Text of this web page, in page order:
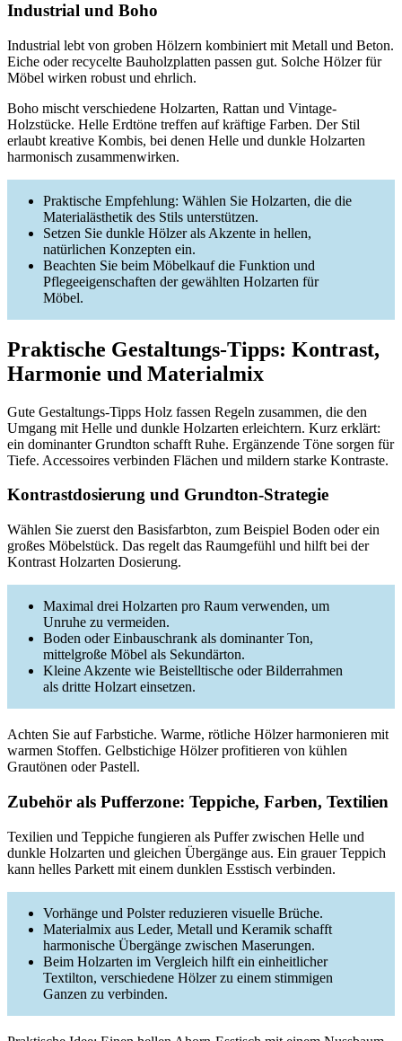
Industrial und Boho
Industrial lebt von groben Hölzern kombiniert mit Metall und Beton.
Eiche oder recycelte Bauholzplatten passen gut. Solche Hölzer für
Möbel wirken robust und ehrlich.
Boho mischt verschiedene Holzarten, Rattan und Vintage-
Holzstücke. Helle Erdtöne treffen auf kräftige Farben. Der Stil
erlaubt kreative Kombis, bei denen Helle und dunkle Holzarten
harmonisch zusammenwirken.
Praktische Empfehlung: Wählen Sie Holzarten, die die
Materialästhetik des Stils unterstützen.
Setzen Sie dunkle Hölzer als Akzente in hellen,
natürlichen Konzepten ein.
Beachten Sie beim Möbelkauf die Funktion und
Pflegeeigenschaften der gewählten Holzarten für
Möbel.
Praktische Gestaltungs-Tipps: Kontrast,
Harmonie und Materialmix
Gute Gestaltungs-Tipps Holz fassen Regeln zusammen, die den
Umgang mit Helle und dunkle Holzarten erleichtern. Kurz erklärt:
ein dominanter Grundton schafft Ruhe. Ergänzende Töne sorgen für
Tiefe. Accessoires verbinden Flächen und mildern starke Kontraste.
Kontrastdosierung und Grundton-Strategie
Wählen Sie zuerst den Basisfarbton, zum Beispiel Boden oder ein
großes Möbelstück. Das regelt das Raumgefühl und hilft bei der
Kontrast Holzarten Dosierung.
Maximal drei Holzarten pro Raum verwenden, um
Unruhe zu vermeiden.
Boden oder Einbauschrank als dominanter Ton,
mittelgroße Möbel als Sekundärton.
Kleine Akzente wie Beistelltische oder Bilderrahmen
als dritte Holzart einsetzen.
Achten Sie auf Farbstiche. Warme, rötliche Hölzer harmonieren mit
warmen Stoffen. Gelbstichige Hölzer profitieren von kühlen
Grautönen oder Pastell.
Zubehör als Pufferzone: Teppiche, Farben, Textilien
Texilien und Teppiche fungieren als Puffer zwischen Helle und
dunkle Holzarten und gleichen Übergänge aus. Ein grauer Teppich
kann helles Parkett mit einem dunklen Esstisch verbinden.
Vorhänge und Polster reduzieren visuelle Brüche.
Materialmix aus Leder, Metall und Keramik schafft
harmonische Übergänge zwischen Maserungen.
Beim Holzarten im Vergleich hilft ein einheitlicher
Textilton, verschiedene Hölzer zu einem stimmigen
Ganzen zu verbinden.